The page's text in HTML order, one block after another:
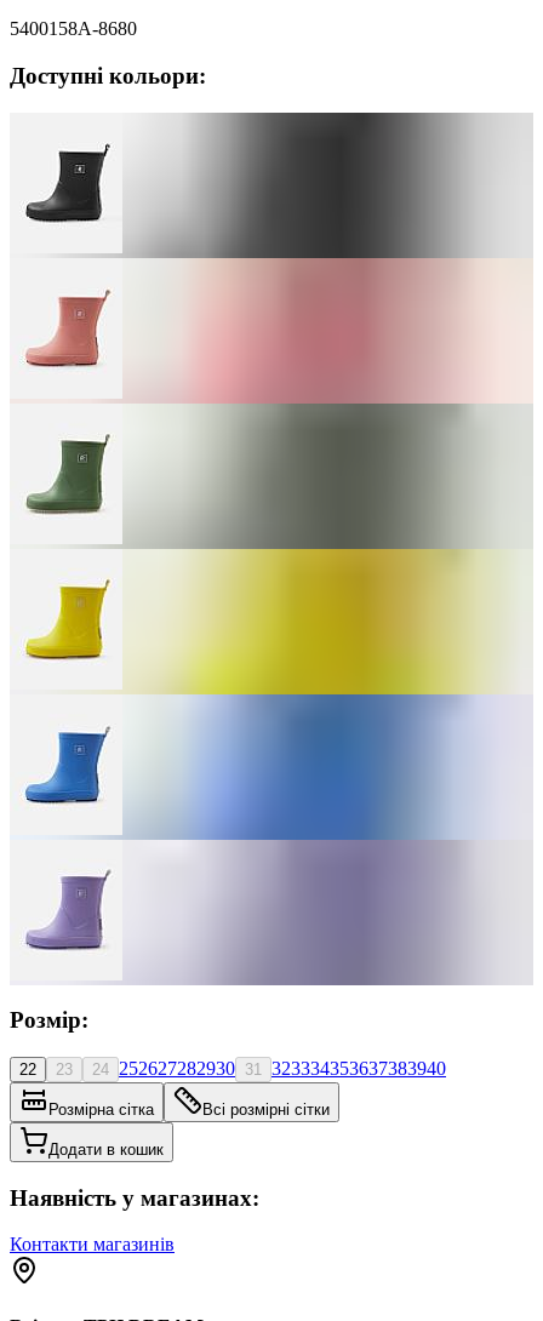
5400158A-8680
Доступні кольори:
Розмір:
22 23 24 252627282930 31 323334353637383940
Розмірна сітка Всі розмірні сітки
Додати в кошик
Наявність у магазинах:
Контакти магазинів